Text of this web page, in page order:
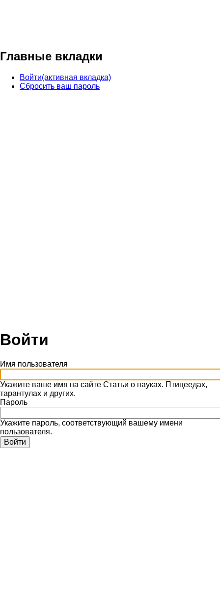
Главные вкладки
Войти(активная вкладка)
Сбросить ваш пароль
Войти
Имя пользователя
Укажите ваше имя на сайте Статьи о пауках. Птицеедах,
тарантулах и других.
Пароль
Укажите пароль, соответствующий вашему имени
пользователя.